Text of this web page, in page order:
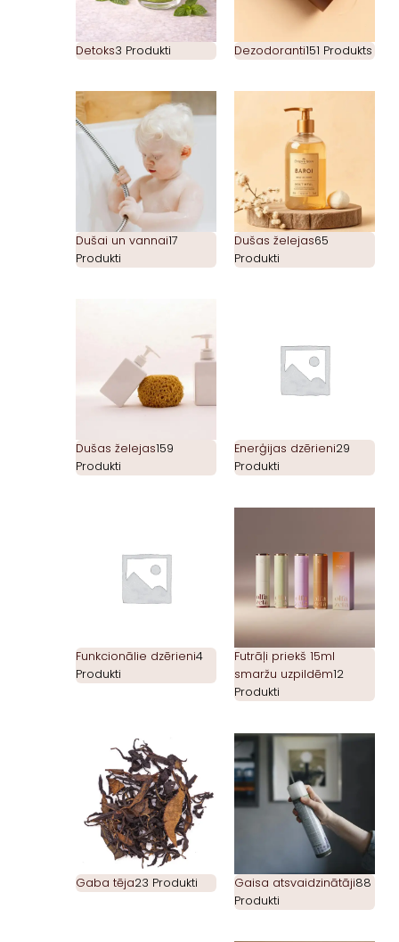
Detoks3 Produkti Dezodoranti151 Produkts
Dušai un vannai17
Produkti
Dušas želejas65
Produkti
Dušas želejas159
Produkti
Enerģijas dzērieni29
Produkti
Funkcionālie dzērieni4
Produkti
Futrāļi priekš 15ml
smaržu uzpildēm12
Produkti
Gaba tēja23 Produkti Gaisa atsvaidzinātāji88
Produkti